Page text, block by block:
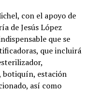
con el apoyo de
de Jesús López
que se
que incluirá
botiquín, estación
así como